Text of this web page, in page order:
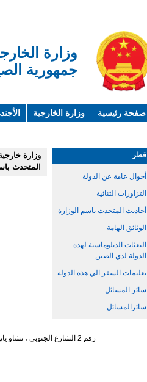
وزارة
جمهورية
صفحة رئيسية وزارة الخارجية
قطر
أحوال عامة عن الدولة
التزاورات الثنائية
أحاديث المتحدث باسم الوزارة
الوثائق الهامة
البعثات الدبلوماسية لهذه
الدولة لدي الصين
تعليمات السفر الي هذه الدولة
سائر المسائل
سائرالمسائل
وزارة
المتحدث
رقم 2 الشارع الجنوبي ، تشاو يانغ من ، حي تشاو يانغ ، مدينة بكين رقم البريد : 100701 التليفون : 65961114 - 10 - 86 +